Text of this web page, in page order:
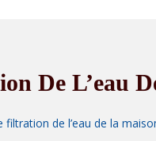
De L’eau
de l’eau de la